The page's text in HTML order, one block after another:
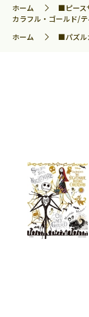
ホーム
■ピース
カラフル・ゴールド/
ホーム
■パズル